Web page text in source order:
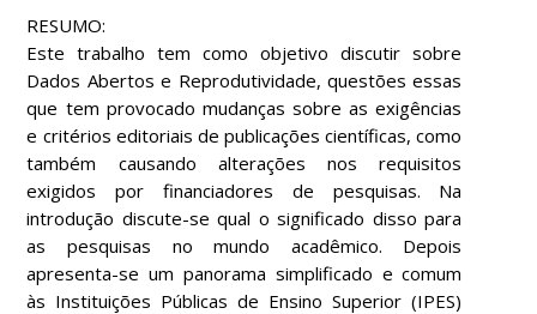
RESUMO:
Este trabalho tem como objetivo discutir sobre
Dados Abertos e Reprodutividade, questões essas
que tem provocado mudanças sobre as exigências
e critérios editoriais de publicações científicas, como
também causando alterações nos requisitos
exigidos por financiadores de pesquisas. Na
introdução discute-se qual o significado disso para
as pesquisas no mundo acadêmico. Depois
apresenta-se um panorama simplificado e comum
às Instituições Públicas de Ensino Superior (IPES)